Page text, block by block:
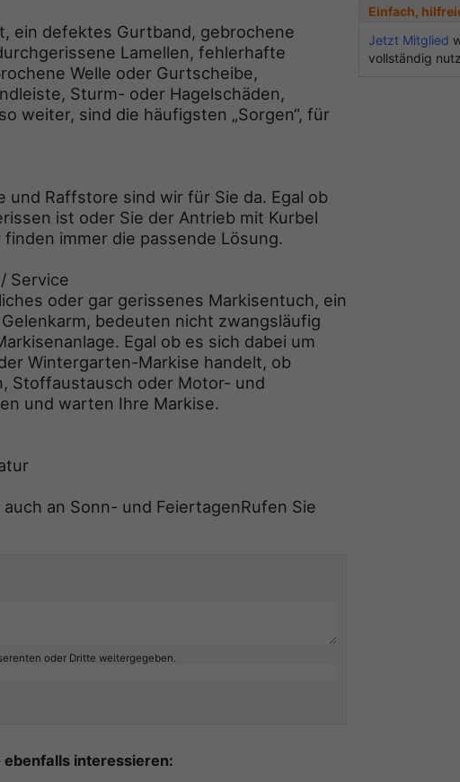
ein defektes Gurtband, gebrochene
Lamellen, fehlerhafte
Welle oder Gurtscheibe,
Sturm- oder Hagelschäden,
weiter, sind die häufigsten „Sorgen“, für
und Raffstore sind wir für Sie da. Egal ob
ist oder Sie der Antrieb mit Kurbel
immer die passende Lösung.
Service
oder gar gerissenes Markisentuch, ein
bedeuten nicht zwangsläufig
Egal ob es sich dabei um
Wintergarten-Markise handelt, ob
Stoffaustausch oder Motor- und
und warten Ihre Markise.
an Sonn- und FeiertagenRufen Sie
oder Dritte weitergegeben.
Einfach,
Jetzt Mitglied
vollständig
ebenfalls interessieren: